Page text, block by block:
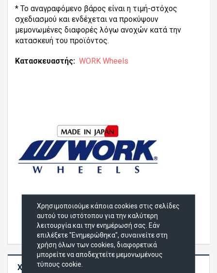
* Το αναγραφόμενο βάρος είναι η τιμή-στόχος
σχεδιασμού και ενδέχεται να προκύψουν
μεμονωμένες διαφορές λόγω ανοχών κατά την
κατασκευή του προϊόντος.
Κατασκευαστής WORK Wheels
ΧΑΡΑΚΤΗΡΙΣΤΙΚΆ
Χρησιμοποιούμε κάποια cookies στις σελίδες
αυτού του ιστότοπου για την καλύτερη
λειτουργία και την ενημέρωσή σας. Εάν
επιλέξετε "Ενημερώθηκα", συναινείτε στη
χρήση όλων των cookies, διαφορετικά
μπορείτε να αποδεχτείτε μεμονωμένους
τύπους cookie.